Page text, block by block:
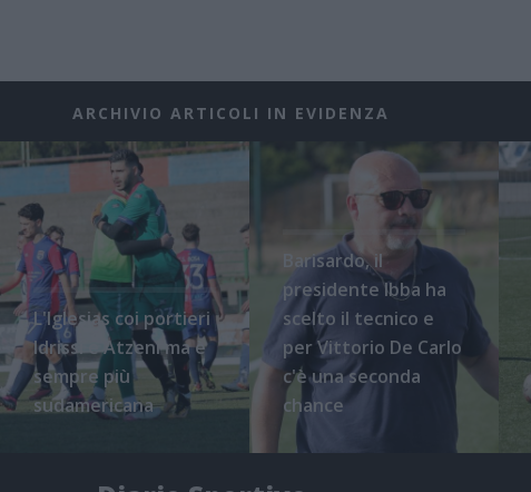
ARCHIVIO ARTICOLI IN EVIDENZA
L'Iglesias coi portieri
Idrissi e Atzeni ma è
sempre più
sudamericana
Barisardo, il
presidente Ibba ha
scelto il tecnico e
per Vittorio De Carlo
c'è una seconda
chance